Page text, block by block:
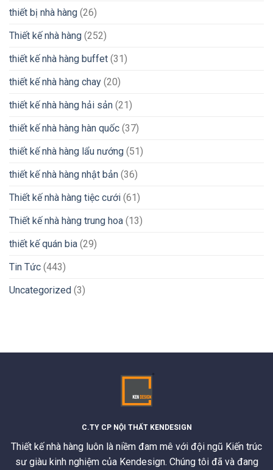
thiết bị nhà hàng (26)
Thiết kế nhà hàng (252)
thiết kế nhà hàng buffet (31)
thiết kế nhà hàng chay (20)
thiết kế nhà hàng hải sản (21)
thiết kế nhà hàng hàn quốc (37)
thiết kế nhà hàng lẩu nướng (51)
thiết kế nhà hàng nhật bản (36)
Thiết kế nhà hàng tiệc cưới (61)
Thiết kế nhà hàng trung hoa (13)
thiết kế quán bia (29)
Tin Tức (443)
Uncategorized (3)
C.TY CP NỘI THẤT KENDESIGN
Thiết kế nhà hàng luôn là niềm đam mê với đội ngũ Kiến trúc
sư giàu kinh nghiệm của Kendesign. Chúng tôi đã và đang